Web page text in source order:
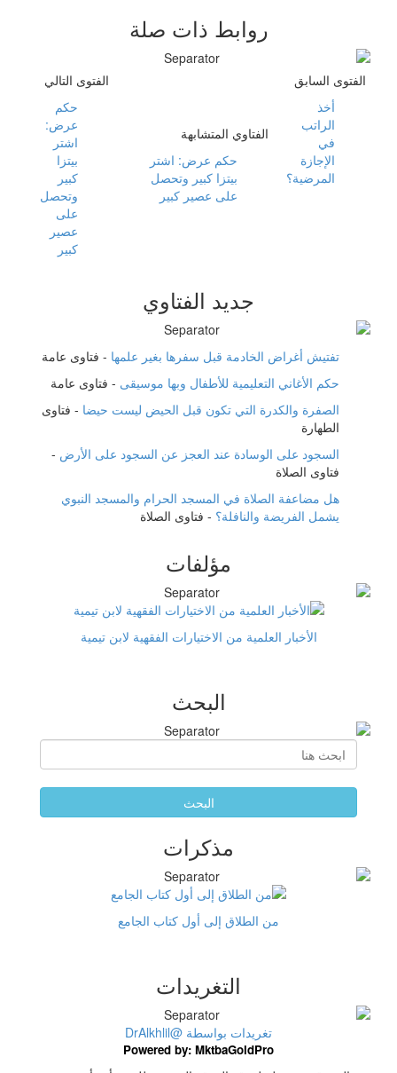
روابط ذات صلة
الفتوى السابق
أخذ
الراتب
في
الإجازة
المرضية؟
الفتاوي المتشابهة
حكم عرض: اشتر
بيتزا كبير وتحصل
على عصير كبير
الفتوى التالي
حكم
عرض:
اشتر
بيتزا
كبير
وتحصل
على
عصير
كبير
جديد الفتاوي
تفتيش أغراض الخادمة قبل سفرها بغير علمها - فتاوى عامة
حكم الأغاني التعليمية للأطفال وبها موسيقى - فتاوى عامة
الصفرة والكدرة التي تكون قبل الحيض ليست حيضا - فتاوى
الطهارة
السجود على الوسادة عند العجز عن السجود على الأرض -
فتاوى الصلاة
هل مضاعفة الصلاة في المسجد الحرام والمسجد النبوي
يشمل الفريضة والنافلة؟ - فتاوى الصلاة
مؤلفات
الأخبار العلمية من الاختيارات الفقهية لابن تيمية
البحث
البحث
مذكرات
من الطلاق إلى أول كتاب الجامع
التغريدات
تغريدات بواسطة @DrAlkhlil
Powered by: MktbaGoldPro